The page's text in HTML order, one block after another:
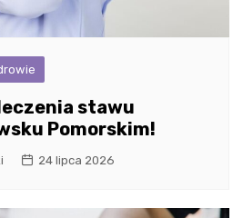
stawu
Pomorskim!
24 lipca 2026